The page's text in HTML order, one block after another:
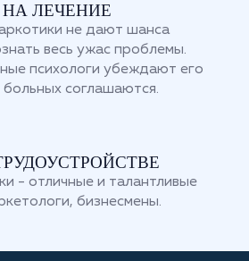
ЛЕЧЕНИЕ
не дают шанса
весь ужас проблемы.
психологи убеждают его
больных соглашаются.
- отличные и талантливые
бизнесмены.